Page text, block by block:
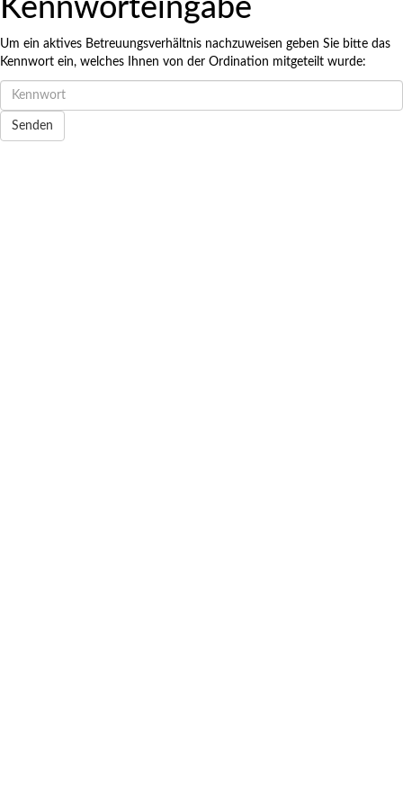
Kennworteingabe
Um ein aktives Betreuungsverhältnis nachzuweisen geben Sie bitte das
Kennwort ein, welches Ihnen von der Ordination mitgeteilt wurde:
Möglicher Zeitraum: 07.08.2026 bis 06.11.2026